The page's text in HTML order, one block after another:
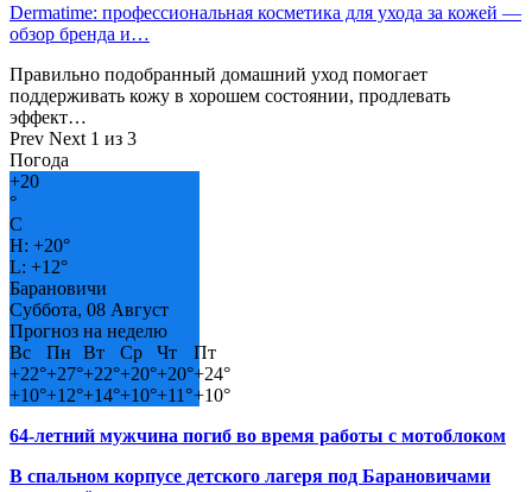
Dermatime: профессиональная косметика для ухода за кожей —
обзор бренда и…
Правильно подобранный домашний уход помогает
поддерживать кожу в хорошем состоянии, продлевать
эффект…
Prev Next 1 из 3
Погода
+20
°
C
H: +20°
L: +12°
Барановичи
Суббота, 08 Август
Прогноз на неделю
Вс
Пн Вт Ср Чт
Пт
+22°+27°+22°+20°+20°+24°
+10°+12°+14°+10°+11°+10°
64-летний мужчина погиб во время работы с мотоблоком
В спальном корпусе детского лагеря под Барановичами